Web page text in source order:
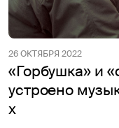
26 ОКТЯБРЯ 2022
«Горбушка» и
устроено
х